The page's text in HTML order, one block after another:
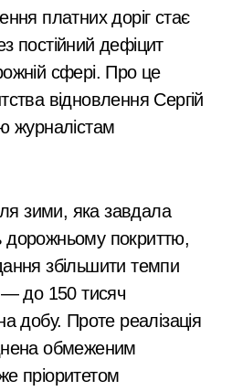
постійний дефіцит
сфері. Про це
відновлення Сергій
журналістам
зими, яка завдала
покриттю,
збільшити темпи
до 150 тисяч
добу. Проте реалізація
обмеженим
пріоритетом